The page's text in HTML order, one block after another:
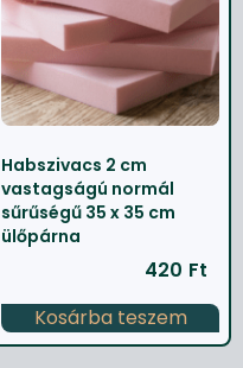
Habszivacs 2 cm
vastagságú normál
sűrűségű 35 x 35 cm
ülőpárna
420 Ft
Kosárba teszem